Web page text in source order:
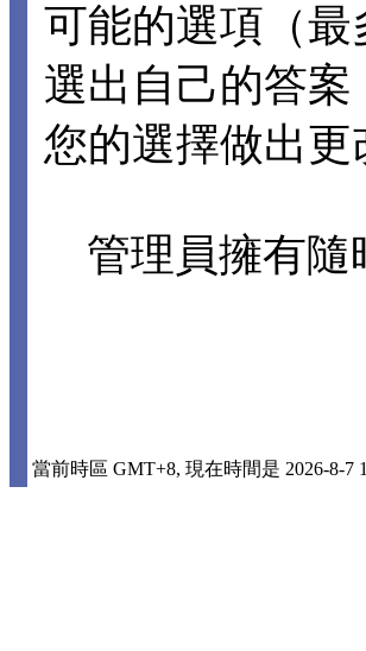
可能的選項（
選出自己的答
您的選擇做出更
管理員擁有隨
當前時區 GMT+8, 現在時間是 2026-8-7